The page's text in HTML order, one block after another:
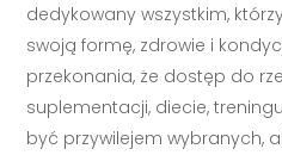
dedykowany wszystkim,
swoją formę, zdrowie i
przekonania, że dostęp do
suplementacji, diecie,
być przywilejem wybranych,